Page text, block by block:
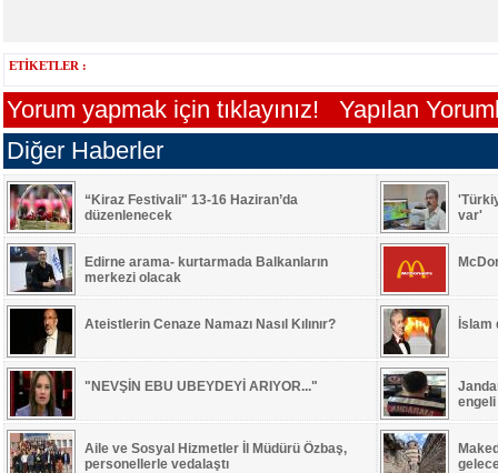
ETİKETLER :
Yorum yapmak için tıklayınız!
Yapılan
Diğer Haberler
“Kiraz Festivali" 13-16 Haziran’da
düzenlenecek
var'
Edirne arama- kurtarmada Balkanların
merkezi olacak
Ateistlerin Cenaze Namazı Nasıl Kılınır? İslam
"NEVŞİN EBU UBEYDEYİ ARIYOR..."
Aile ve Sosyal Hizmetler İl Müdürü Özbaş,
personellerle vedalaştı